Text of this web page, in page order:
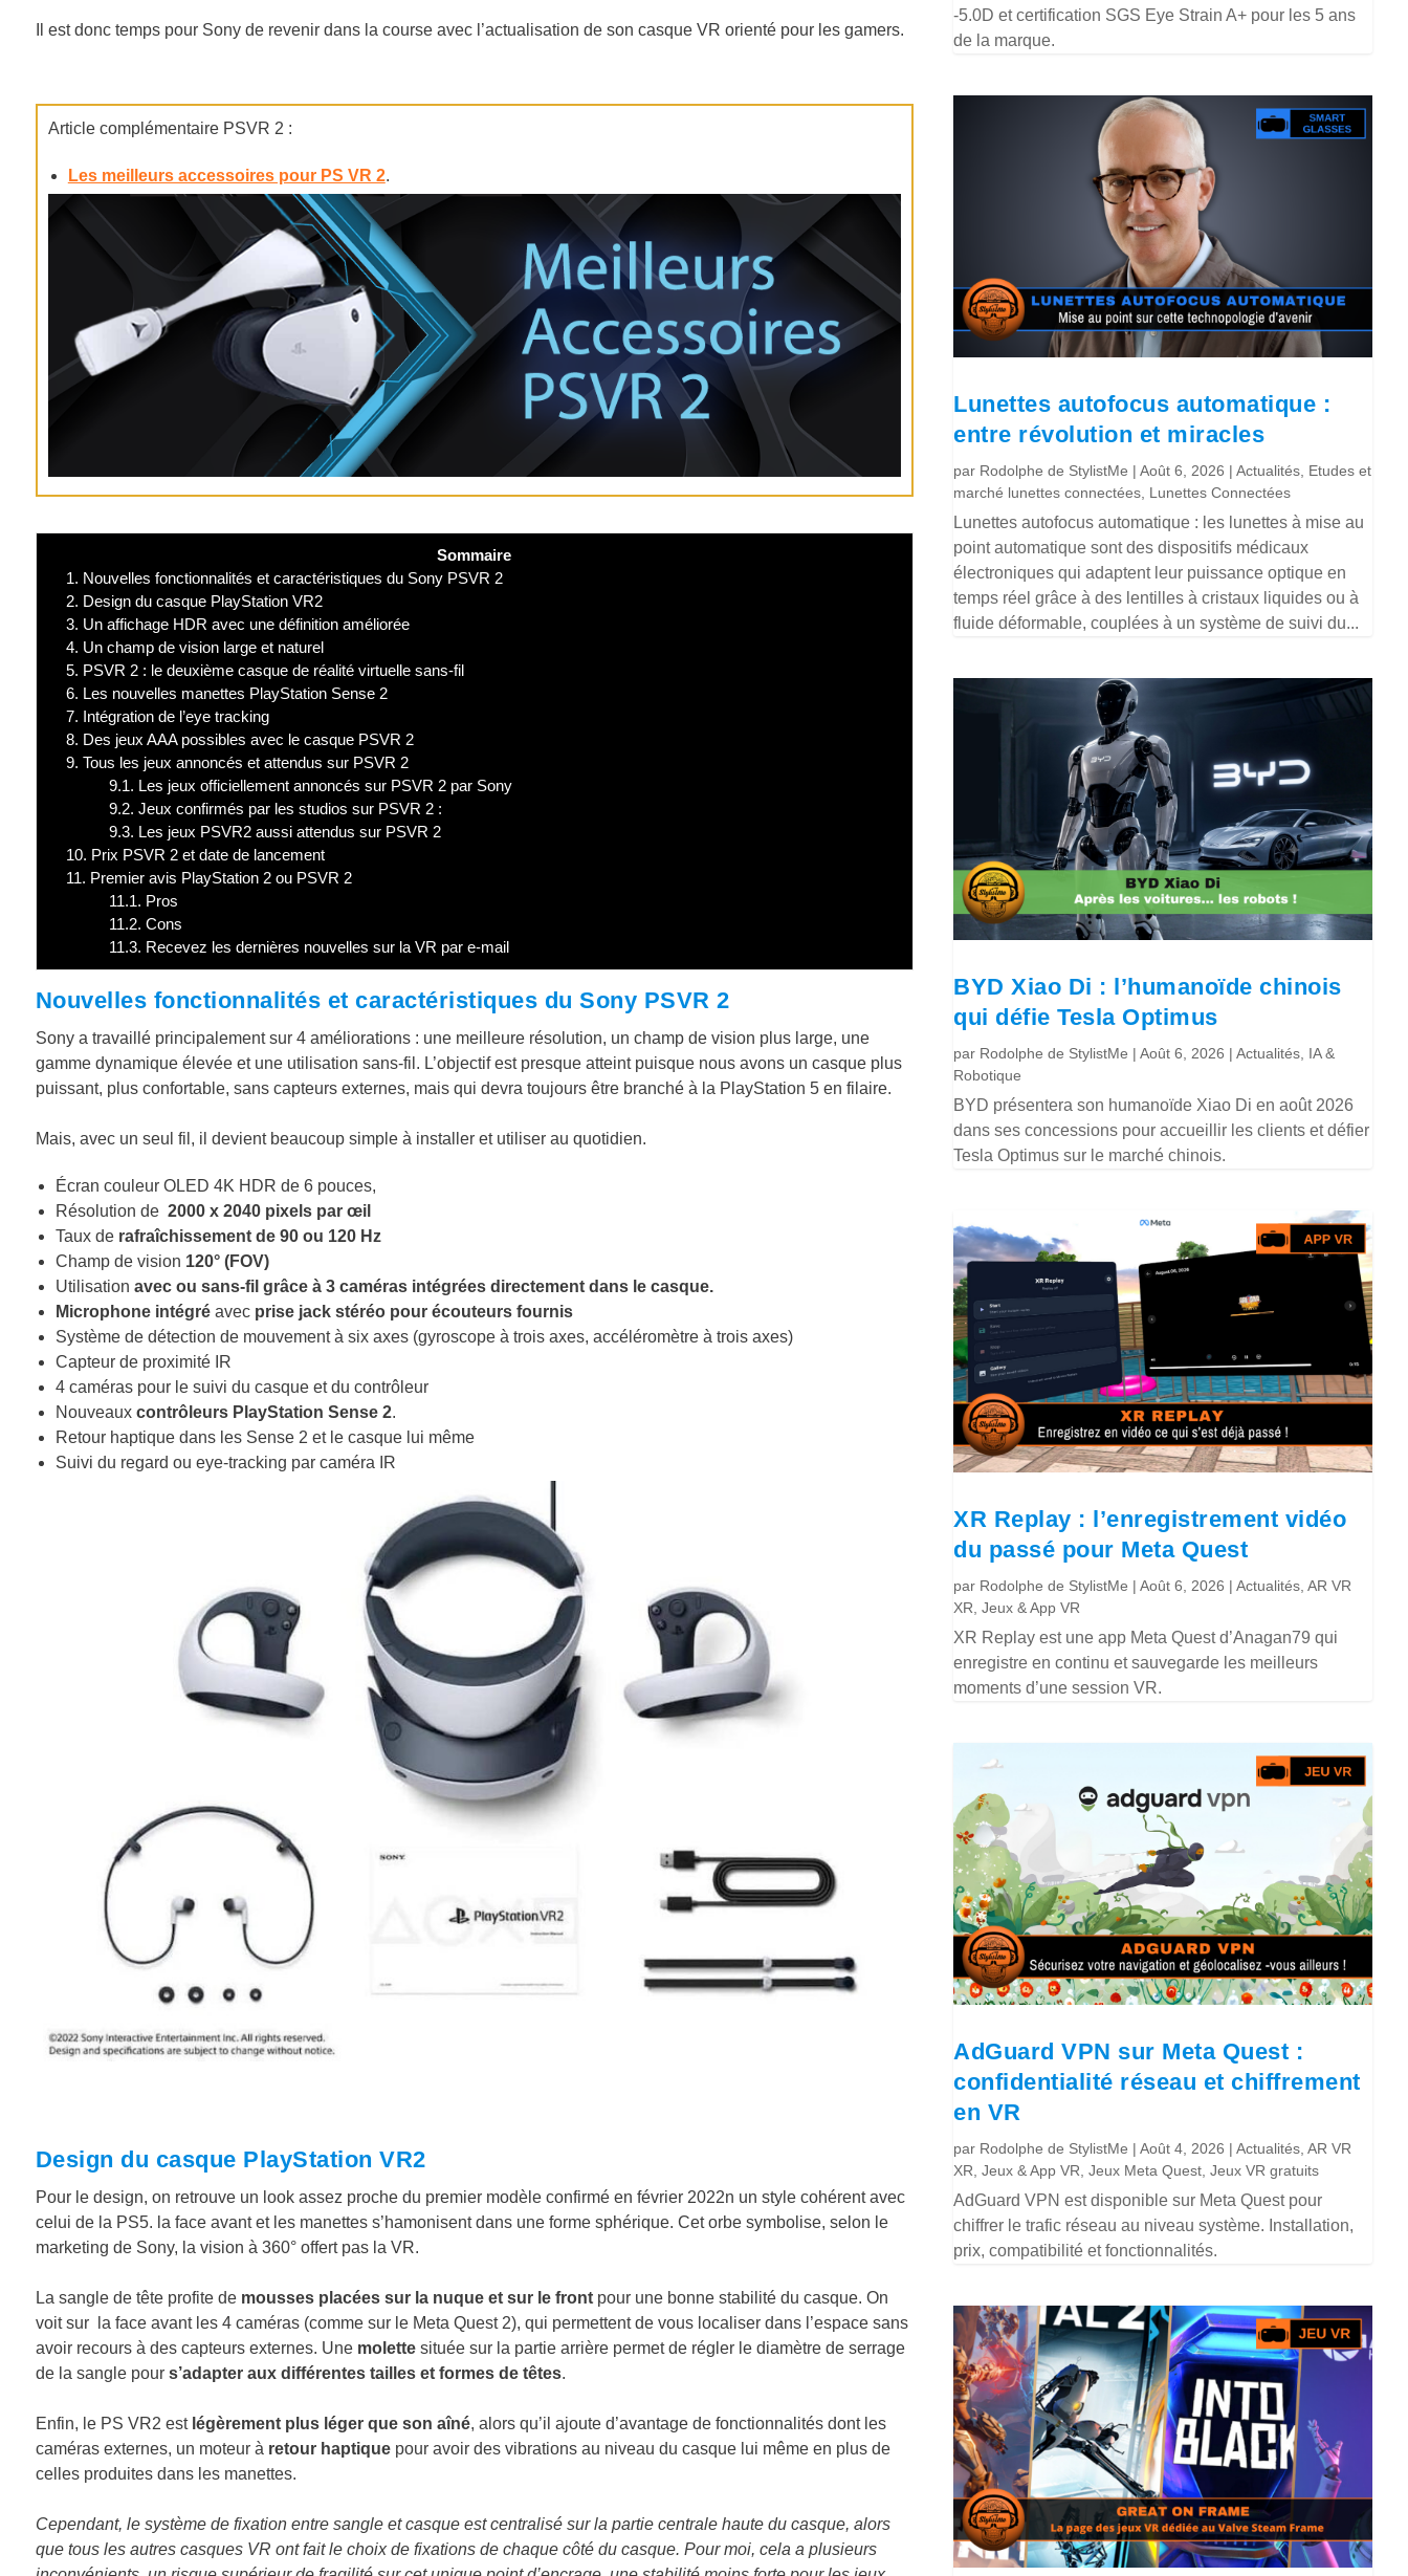
Il est donc temps pour Sony de revenir dans la course avec l’actualisation de son casque VR orienté pour les gamers.
Article complémentaire PSVR 2 :
Les meilleurs accessoires pour PS VR 2.
Sommaire
1. Nouvelles fonctionnalités et caractéristiques du Sony PSVR 2
2. Design du casque PlayStation VR2
3. Un affichage HDR avec une définition améliorée
4. Un champ de vision large et naturel
5. PSVR 2 : le deuxième casque de réalité virtuelle sans-fil
6. Les nouvelles manettes PlayStation Sense 2
7. Intégration de l’eye tracking
8. Des jeux AAA possibles avec le casque PSVR 2
9. Tous les jeux annoncés et attendus sur PSVR 2
9.1. Les jeux officiellement annoncés sur PSVR 2 par Sony
9.2. Jeux confirmés par les studios sur PSVR 2 :
9.3. Les jeux PSVR2 aussi attendus sur PSVR 2
10. Prix PSVR 2 et date de lancement
11. Premier avis PlayStation 2 ou PSVR 2
11.1. Pros
11.2. Cons
11.3. Recevez les dernières nouvelles sur la VR par e-mail
Nouvelles fonctionnalités et caractéristiques du Sony PSVR 2
Sony a travaillé principalement sur 4 améliorations : une meilleure résolution, un champ de vision plus large, une
gamme dynamique élevée et une utilisation sans-fil. L’objectif est presque atteint puisque nous avons un casque plus
puissant, plus confortable, sans capteurs externes, mais qui devra toujours être branché à la PlayStation 5 en filaire.
Mais, avec un seul fil, il devient beaucoup simple à installer et utiliser au quotidien.
Écran couleur OLED 4K HDR de 6 pouces,
Résolution de 2000 x 2040 pixels par œil
Taux de rafraîchissement de 90 ou 120 Hz
Champ de vision 120° (FOV)
Utilisation avec ou sans-fil grâce à 3 caméras intégrées directement dans le casque.
Microphone intégréavec prise jack stéréo pour écouteurs fournis
Système de détection de mouvement à six axes (gyroscope à trois axes, accéléromètre à trois axes)
Capteur de proximité IR
4 caméras pour le suivi du casque et du contrôleur
Nouveaux contrôleurs PlayStation Sense 2.
Retour haptique dans les Sense 2 et le casque lui même
Suivi du regard ou eye-tracking par caméra IR
Design du casque PlayStation VR2
Pour le design, on retrouve un look assez proche du premier modèle confirmé en février 2022n un style cohérent avec
celui de la PS5. la face avant et les manettes s’hamonisent dans une forme sphérique. Cet orbe symbolise, selon le
marketing de Sony, la vision à 360° offert pas la VR.
La sangle de tête profite de mousses placées sur la nuque et sur le frontpour une bonne stabilité du casque. On
voit sur la face avant les 4 caméras (comme sur le Meta Quest 2), qui permettent de vous localiser dans l’espace sans
avoir recours à des capteurs externes. Une molettesituée sur la partie arrière permet de régler le diamètre de serrage
de la sangle pours’adapter aux différentes tailles et formes de têtes.
Enfin, le PS VR2 est légèrement plus léger que son aîné, alors qu’il ajoute d’avantage de fonctionnalités dont les
caméras externes, un moteur à retour haptiquepour avoir des vibrations au niveau du casque lui même en plus de
celles produites dans les manettes.
Cependant, le système de fixation entre sangle et casque est centralisé sur la partie centrale haute du casque, alors
que tous les autres casques VR ont fait le choix de fixations de chaque côté du casque. Pour moi, cela a plusieurs
-5.0D et certification SGS Eye Strain A+ pour les 5 ans
de la marque.
Lunettes autofocus automatique :
entre révolution et miracles
par Rodolphe de StylistMe |Août 6, 2026 |Actualités Etudes et
marché lunettes connectées Lunettes Connectées
Lunettes autofocus automatique : les lunettes à mise au
point automatique sont des dispositifs médicaux
électroniques qui adaptent leur puissance optique en
temps réel grâce à des lentilles à cristaux liquides ou à
fluide déformable, couplées à un système de suivi du...
BYD Xiao Di : l’humanoïde chinois
qui défie Tesla Optimus
par Rodolphe de StylistMe |Août 6, 2026 |Actualités IA &
Robotique
BYD présentera son humanoïde Xiao Di en août 2026
dans ses concessions pour accueillir les clients et défier
Tesla Optimus sur le marché chinois.
XR Replay : l’enregistrement vidéo
du passé pour Meta Quest
par Rodolphe de StylistMe |Août 6, 2026 |Actualités ,AR VR
XR ,Jeux & App VR
XR Replay est une app Meta Quest d’Anagan79 qui
enregistre en continu et sauvegarde les meilleurs
moments d’une session VR.
AdGuard VPN sur Meta Quest :
confidentialité réseau et chiffrement
en VR
par Rodolphe de StylistMe |Août 4, 2026 |Actualités ,AR VR
XR ,Jeux & App VR ,Jeux Meta Quest ,Jeux VR gratuits
AdGuard VPN est disponible sur Meta Quest pour
chiffrer le trafic réseau au niveau système. Installation,
prix, compatibilité et fonctionnalités.